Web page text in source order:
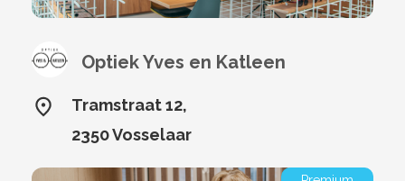
Optiek Yves en Katleen
Tramstraat 12,
2350 Vosselaar